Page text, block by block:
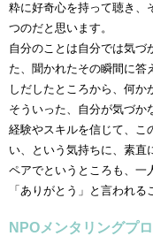
粋に好奇心を持って聴き、
つのだと思います。
自分のことは自分では気づ
た、聞かれたその瞬間に答
しだしたところから、何か
そういった、自分が気づか
経験やスキルを信じて、こ
い、という気持ちに、素直
ペアでというところも、一
「ありがとう」と言われる
NPOメンタリングプ